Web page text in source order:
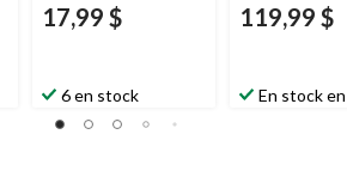
17,99 $
6 en stock
119,99 $
En stock